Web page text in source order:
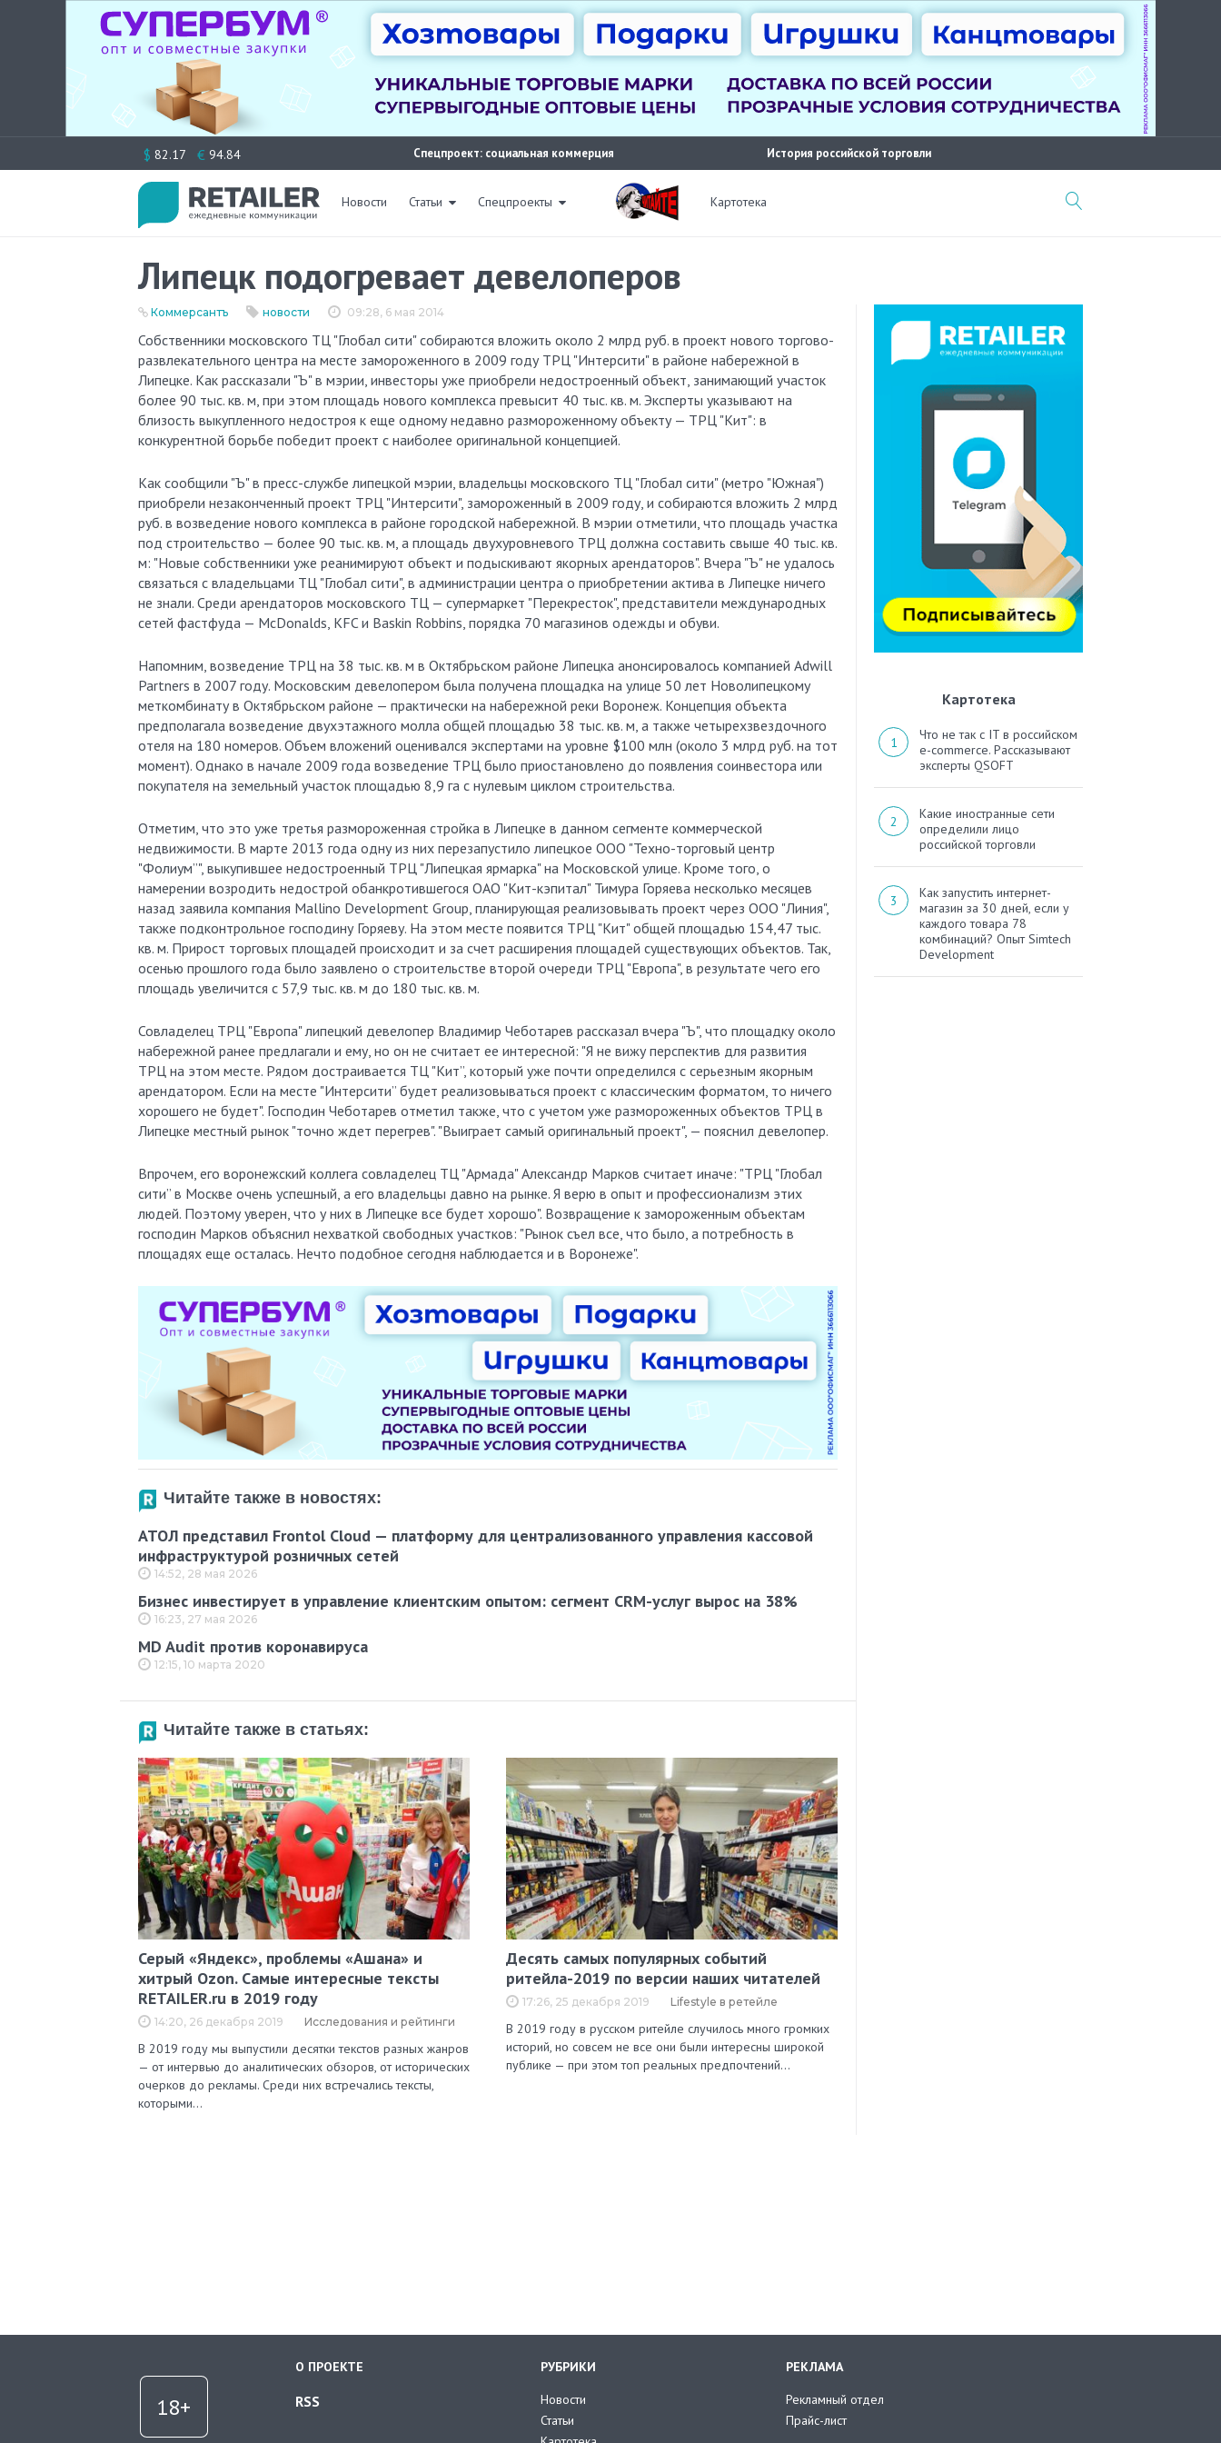
к
$ 82.17 € 94.84 Спецпроект: социальная коммерция История российской торговли
Новости Статьи Спецпроекты Картотека
Липецк подогревает девелоперов
09:28, 6 мая 2014
Коммерсантъ новости
Собственники московского ТЦ "Глобал сити" собираются вложить около 2 млрд руб. в проект нового торгово-
развлекательного центра на месте замороженного в 2009 году ТРЦ "Интерсити" в районе набережной в
Липецке. Как рассказали "Ъ" в мэрии, инвесторы уже приобрели недостроенный объект, занимающий участок
более 90 тыс. кв. м, при этом площадь нового комплекса превысит 40 тыс. кв. м. Эксперты указывают на
близость выкупленного недостроя к еще одному недавно размороженному объекту — ТРЦ "Кит": в
конкурентной борьбе победит проект с наиболее оригинальной концепцией.
Как сообщили "Ъ" в пресс-службе липецкой мэрии, владельцы московского ТЦ "Глобал сити" (метро "Южная")
приобрели незаконченный проект ТРЦ "Интерсити", замороженный в 2009 году, и собираются вложить 2 млрд
руб. в возведение нового комплекса в районе городской набережной. В мэрии отметили, что площадь участка
под строительство — более 90 тыс. кв. м, а площадь двухуровневого ТРЦ должна составить свыше 40 тыс. кв.
м: "Новые собственники уже реанимируют объект и подыскивают якорных арендаторов". Вчера "Ъ" не удалось
связаться с владельцами ТЦ "Глобал сити", в администрации центра о приобретении актива в Липецке ничего
не знали. Среди арендаторов московского ТЦ — супермаркет "Перекресток", представители международных
сетей фастфуда — McDonalds, KFC и Baskin Robbins, порядка 70 магазинов одежды и обуви.
Напомним, возведение ТРЦ на 38 тыс. кв. м в Октябрьском районе Липецка анонсировалось компанией Adwill
Partners в 2007 году. Московским девелопером была получена площадка на улице 50 лет Новолипецкому
меткомбинату в Октябрьском районе — практически на набережной реки Воронеж. Концепция объекта
предполагала возведение двухэтажного молла общей площадью 38 тыс. кв. м, а также четырехзвездочного
отеля на 180 номеров. Объем вложений оценивался экспертами на уровне $100 млн (около 3 млрд руб. на тот
момент). Однако в начале 2009 года возведение ТРЦ было приостановлено до появления соинвестора или
покупателя на земельный участок площадью 8,9 га с нулевым циклом строительства.
Отметим, что это уже третья размороженная стройка в Липецке в данном сегменте коммерческой
недвижимости. В марте 2013 года одну из них перезапустило липецкое ООО "Техно-торговый центр
"Фолиум”", выкупившее недостроенный ТРЦ "Липецкая ярмарка" на Московской улице. Кроме того, о
намерении возродить недострой обанкротившегося ОАО "Кит-кэпитал" Тимура Горяева несколько месяцев
назад заявила компания Mallino Development Group, планирующая реализовывать проект через ООО "Линия",
также подконтрольное господину Горяеву. На этом месте появится ТРЦ "Кит" общей площадью 154,47 тыс.
кв. м. Прирост торговых площадей происходит и за счет расширения площадей существующих объектов. Так,
осенью прошлого года было заявлено о строительстве второй очереди ТРЦ "Европа", в результате чего его
площадь увеличится с 57,9 тыс. кв. м до 180 тыс. кв. м.
Совладелец ТРЦ "Европа" липецкий девелопер Владимир Чеботарев рассказал вчера "Ъ", что площадку около
набережной ранее предлагали и ему, но он не считает ее интересной: "Я не вижу перспектив для развития
ТРЦ на этом месте. Рядом достраивается ТЦ "Кит”, который уже почти определился с серьезным якорным
арендатором. Если на месте "Интерсити” будет реализовываться проект с классическим форматом, то ничего
хорошего не будет". Господин Чеботарев отметил также, что с учетом уже размороженных объектов ТРЦ в
Липецке местный рынок "точно ждет перегрев". "Выиграет самый оригинальный проект", — пояснил девелопер.
Впрочем, его воронежский коллега совладелец ТЦ "Армада" Александр Марков считает иначе: "ТРЦ "Глобал
сити” в Москве очень успешный, а его владельцы давно на рынке. Я верю в опыт и профессионализм этих
людей. Поэтому уверен, что у них в Липецке все будет хорошо". Возвращение к замороженным объектам
господин Марков объяснил нехваткой свободных участков: "Рынок съел все, что было, а потребность в
площадях еще осталась. Нечто подобное сегодня наблюдается и в Воронеже".
Читайте также в новостях:
АТОЛ представил Frontol Cloud — платформу для централизованного управления кассовой
инфраструктурой розничных сетей
14:52, 28 мая 2026
Бизнес инвестирует в управление клиентским опытом: сегмент CRM-услуг вырос на 38%
16:23, 27 мая 2026
MD Audit против коронавируса
12:15, 10 марта 2020
Читайте также в статьях:
Серый «Яндекс», проблемы «Ашана» и
хитрый Ozon. Самые интересные тексты
RETAILER.ru в 2019 году
14:20, 26 декабря 2019 Исследования и рейтинги
В 2019 году мы выпустили десятки текстов разных жанров
— от интервью до аналитических обзоров, от исторических
очерков до рекламы. Среди них встречались тексты,
которыми…
Десять самых популярных событий
ритейла-2019 по версии наших читателей
17:26, 25 декабря 2019 Lifestyle в ретейле
В 2019 году в русском ритейле случилось много громких
историй, но совсем не все они были интересны широкой
публике — при этом топ реальных предпочтений…
Картотека
Что не так с IT в российском
e-commerce. Рассказывают
эксперты QSOFT
Какие иностранные сети
определили лицо
российской торговли
Как запустить интернет-
магазин за 30 дней, если у
каждого товара 78
комбинаций? Опыт Simtech
Development
О ПРОЕКТЕ
RSS
РУБРИКИ
Новости
Статьи
РЕКЛАМА
Рекламный отдел
Прайс-лист